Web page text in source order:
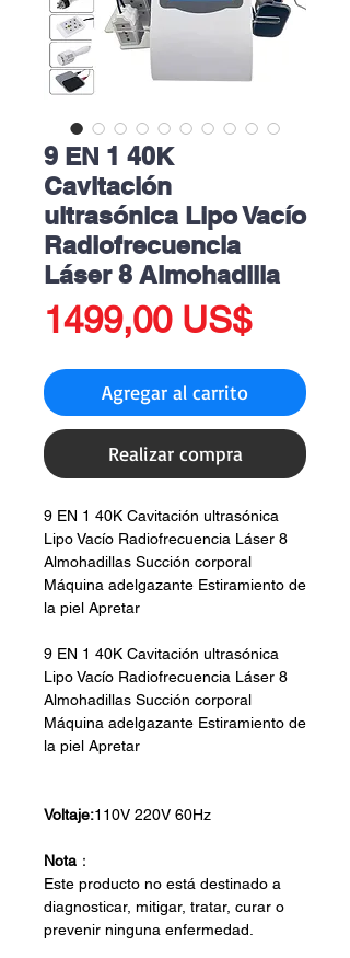
9 EN 1 40K
Cavitación
ultrasónica Lipo Vacío
Radiofrecuencia
Láser 8 Almohadilla
1499,00 US$Precio
Agregar al carrito
Realizar compra
9 EN 1 40K Cavitación ultrasónica
Lipo Vacío Radiofrecuencia Láser 8
Almohadillas Succión corporal
Máquina adelgazante Estiramiento de
la piel Apretar
9 EN 1 40K Cavitación ultrasónica
Lipo Vacío Radiofrecuencia Láser 8
Almohadillas Succión corporal
Máquina adelgazante Estiramiento de
la piel Apretar
Voltaje:110V 220V 60Hz
Nota ：
Este producto no está destinado a
diagnosticar, mitigar, tratar, curar o
prevenir ninguna enfermedad.